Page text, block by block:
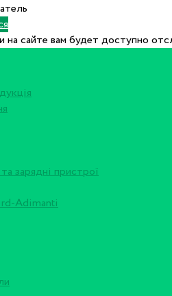
на сайте вам будет доступно
зарядні пристрої
Adimanti